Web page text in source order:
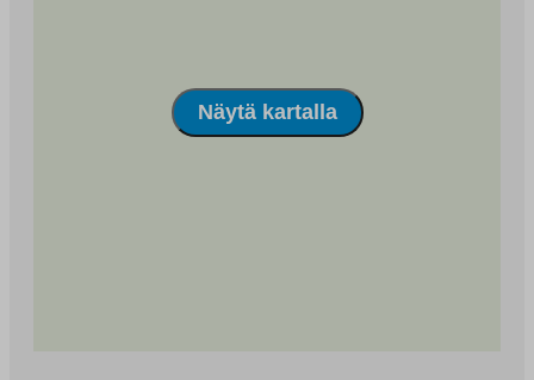
Heti läheltä löytyy vehreitä puistoja, kuten
Merimaskunpuisto ja Kallamäenpuisto, ja aluetta
Näytä kartalla